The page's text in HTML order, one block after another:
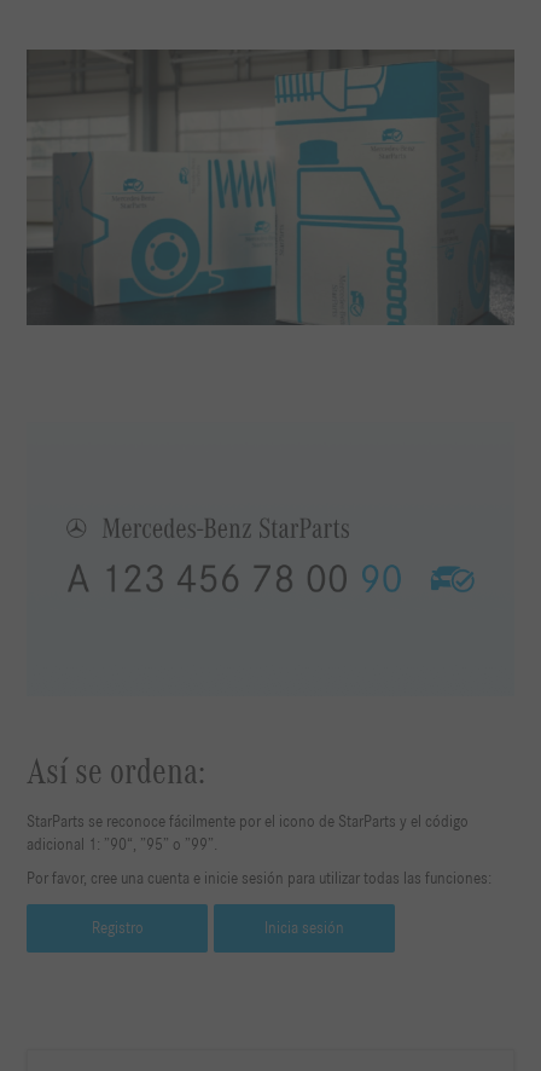
Así se ordena:
StarParts se reconoce fácilmente por el icono de StarParts y el código
adicional 1: ”90“, ”95” o ”99”.
Por favor, cree una cuenta e inicie sesión para utilizar todas las funciones:
Registro Inicia sesión